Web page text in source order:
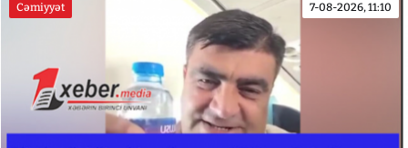
Cəmiyyət 7-08-2026, 11:10